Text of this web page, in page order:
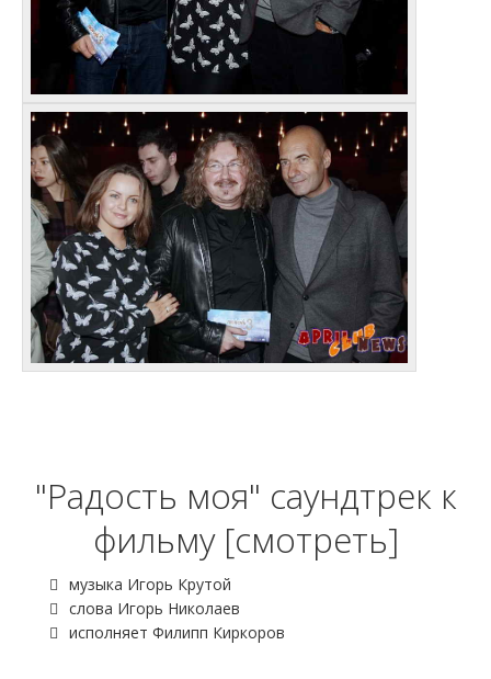
"Радость моя" саундтрек к
фильму [смотреть]
музыка Игорь Крутой
слова Игорь Николаев
исполняет Филипп Киркоров